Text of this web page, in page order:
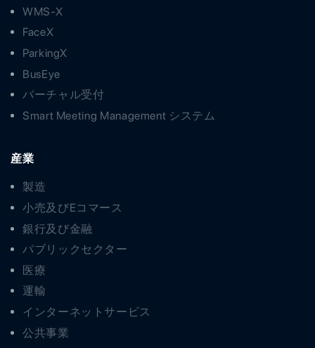
WMS-X
FaceX
ParkingX
BusEye
バーチャル受付
Smart Meeting Management システム
産業
製造
小売及びEコマース
銀行及び金融
パブリックセクター
医療
運輸
インターネットサービス
公共事業